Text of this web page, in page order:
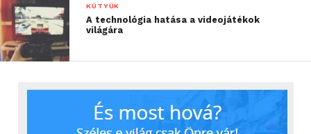
KÜTYÜK
A technológia hatása a videojátékok
világára